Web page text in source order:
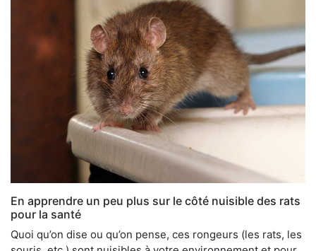
En apprendre un peu plus sur le côté nuisible des rats
pour la santé
Quoi qu’on dise ou qu’on pense, ces rongeurs (les rats, les